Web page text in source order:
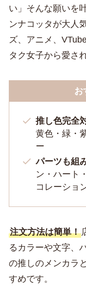
い」そんな願いを
ンナコッタが大人
ズ、アニメ、
タク女子から愛さ
お
推し色完全
黄色・緑・
ー
パーツも組
ン・ハート
コレーショ
注文方法は簡単！
るカラーや文字、
の推しのメンカラ
すめです。